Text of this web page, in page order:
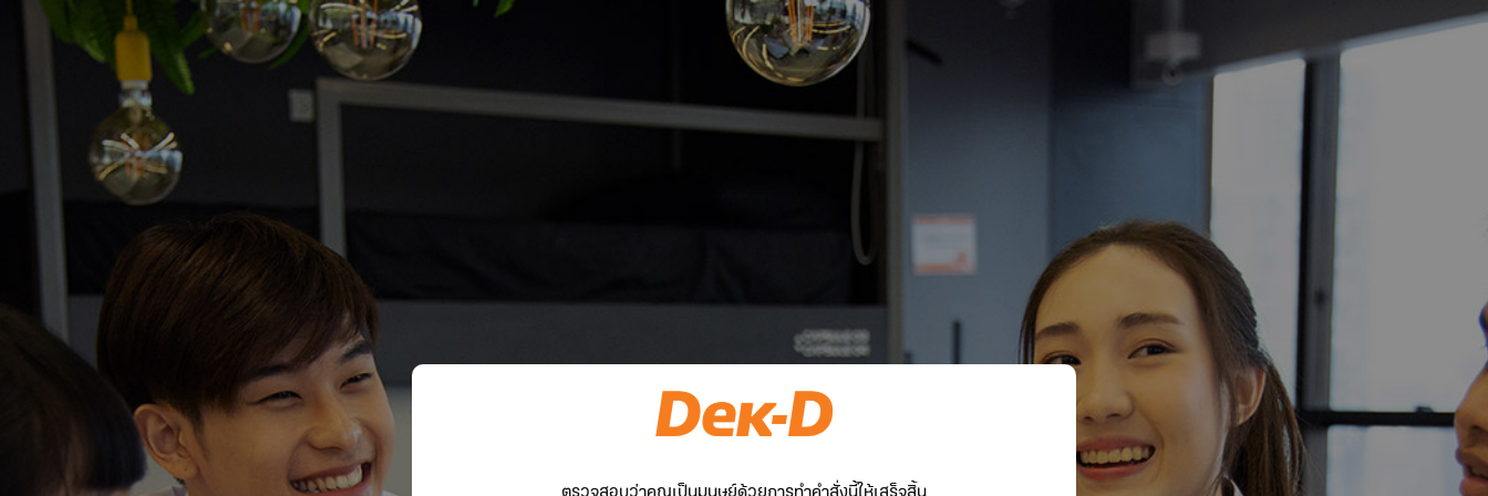
ตรวจสอบว่าคุณเป็นมนุษย์ด้วยการทำคำสั่งนี้ให้เสร็จสิ้น